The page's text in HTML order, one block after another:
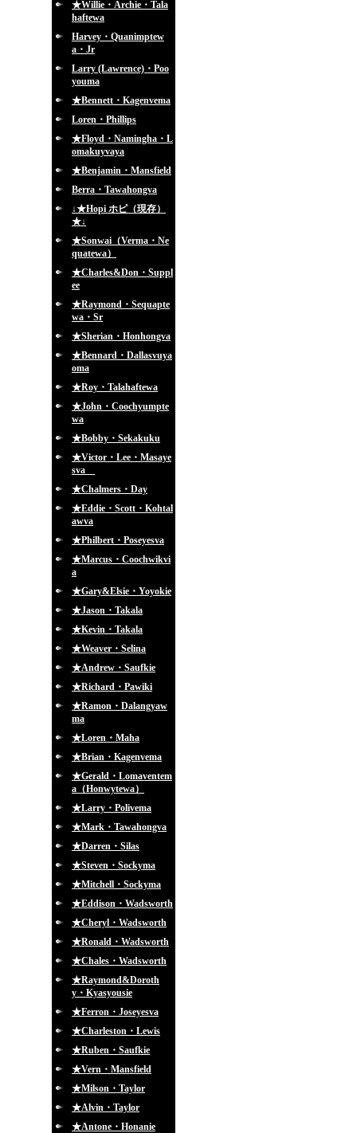
★Willie・Archie・Tala
haftewa
Harvey・Quanimptew
a・Jr
Larry (Lawrence)・Poo
youma
★Bennett・Kagenvema
Loren・Phillips
★Floyd・Namingha・L
omakuyvaya
★Benjamin・Mansfield
Berra・Tawahongva
↓★Hopi ホピ（現存）
★↓
★Sonwai（Verma・Ne
quatewa）
★Charles&Don・Suppl
ee
★Raymond・Sequapte
wa・Sr
★Sherian・Honhongva
★Bennard・Dallasvuya
oma
★Roy・Talahaftewa
★John・Coochyumpte
wa
★Bobby・Sekakuku
★Victor・Lee・Masaye
sva
★Chalmers・Day
★Eddie・Scott・Kohtal
awva
★Philbert・Poseyesva
★Marcus・Coochwikvi
a
★Gary&Elsie・Yoyokie
★Jason・Takala
★Kevin・Takala
★Weaver・Selina
★Andrew・Saufkie
★Richard・Pawiki
★Ramon・Dalangyaw
ma
★Loren・Maha
★Brian・Kagenvema
★Gerald・Lomaventem
a（Honwytewa）
★Larry・Polivema
★Mark・Tawahongva
★Darren・Silas
★Steven・Sockyma
★Mitchell・Sockyma
★Eddison・Wadsworth
★Cheryl・Wadsworth
★Ronald・Wadsworth
★Chales・Wadsworth
★Raymond&Doroth
y・Kyasyousie
★Ferron・Joseyesva
★Charleston・Lewis
★Ruben・Saufkie
★Vern・Mansfield
★Milson・Taylor
★Alvin・Taylor
★Antone・Honanie